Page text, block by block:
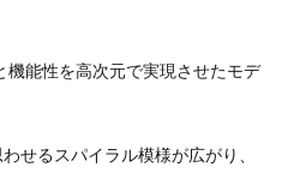
機能性を高次元で実現させたモデ
せるスパイラル模様が広がり、